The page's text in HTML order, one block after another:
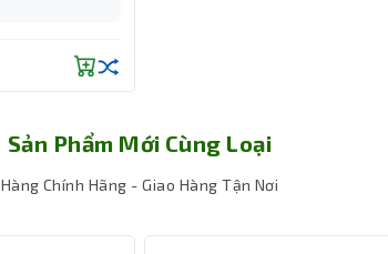
Sản Phẩm Mới Cùng Loại
Hàng Chính Hãng - Giao Hàng Tận Nơi